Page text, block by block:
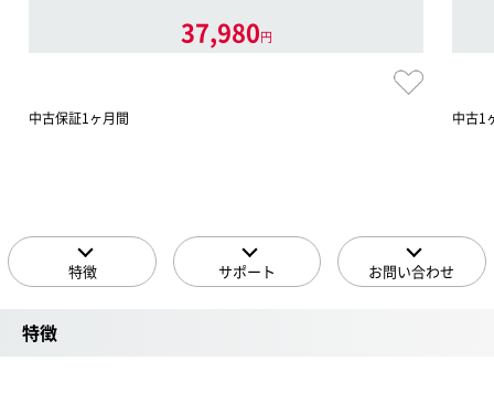
37,980円
中古保証1ヶ月間 中古1
特徴 サポート お問い合わせ
特徴